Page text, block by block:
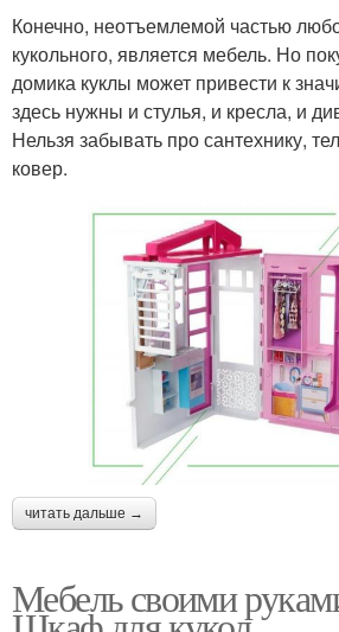
Конечно, неотъемлемой частью
кукольного, является мебель. Но
домика куклы может привести к
здесь нужны и стулья, и кресла, и
Нельзя забывать про сантехнику,
ковер.
читать дальше →
Мебель своими